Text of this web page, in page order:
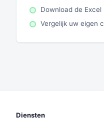
Download de
Vergelijk uw eigen
Diensten